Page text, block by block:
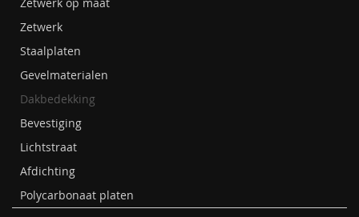
Zetwerk
Staalplaten
Gevelmaterialen
Dakbedekking
Bevestiging
Lichtstraat
Afdichting
Polycarbonaat platen